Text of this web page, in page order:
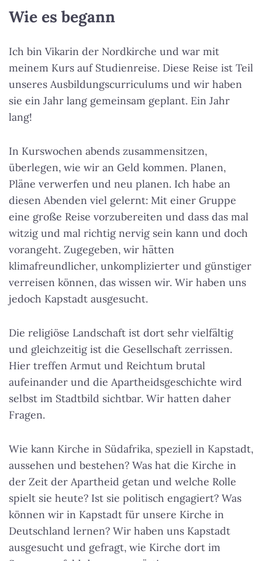
Wie es begann
Ich bin Vikarin der Nordkirche und war mit
meinem Kurs auf Studienreise. Diese Reise ist Teil
unseres Ausbildungscurriculums und wir haben
sie ein Jahr lang gemeinsam geplant. Ein Jahr
lang!
In Kurswochen abends zusammensitzen,
überlegen, wie wir an Geld kommen. Planen,
Pläne verwerfen und neu planen. Ich habe an
diesen Abenden viel gelernt: Mit einer Gruppe
eine große Reise vorzubereiten und dass das mal
witzig und mal richtig nervig sein kann und doch
vorangeht. Zugegeben, wir hätten
klimafreundlicher, unkomplizierter und günstiger
verreisen können, das wissen wir. Wir haben uns
jedoch Kapstadt ausgesucht.
Die religiöse Landschaft ist dort sehr vielfältig
und gleichzeitig ist die Gesellschaft zerrissen.
Hier treffen Armut und Reichtum brutal
aufeinander und die Apartheidsgeschichte wird
selbst im Stadtbild sichtbar. Wir hatten daher
Fragen.
Wie kann Kirche in Südafrika, speziell in Kapstadt,
aussehen und bestehen? Was hat die Kirche in
der Zeit der Apartheid getan und welche Rolle
spielt sie heute? Ist sie politisch engagiert? Was
können wir in Kapstadt für unsere Kirche in
Deutschland lernen? Wir haben uns Kapstadt
ausgesucht und gefragt, wie Kirche dort im